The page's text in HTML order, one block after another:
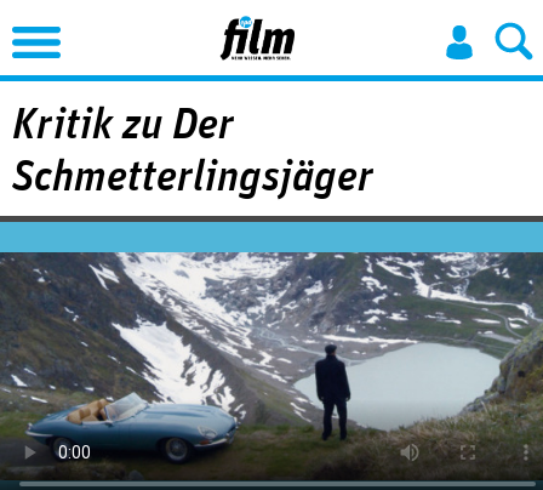
Jump to Navigation
Kritik zu Der
Schmetterlingsjäger